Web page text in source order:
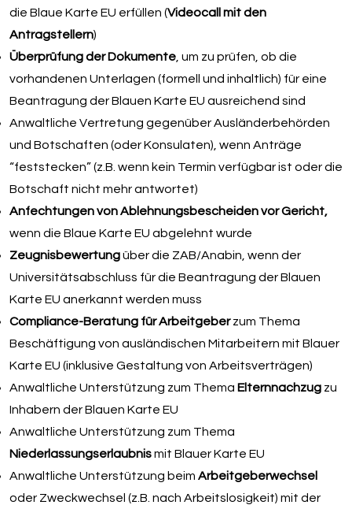
die Blaue Karte EU erfüllen (Videocall mit den
Antragstellern)
Überprüfung der Dokumente, um zu prüfen, ob die
vorhandenen Unterlagen (formell und inhaltlich) für eine
Beantragung der Blauen Karte EU ausreichend sind
Anwaltliche Vertretung gegenüber Ausländerbehörden
und Botschaften (oder Konsulaten), wenn Anträge
“feststecken” (z.B. wenn kein Termin verfügbar ist oder die
Botschaft nicht mehr antwortet)
Anfechtungen von Ablehnungsbescheiden vor Gericht,
wenn die Blaue Karte EU abgelehnt wurde
Zeugnisbewertungüber die ZAB/Anabin, wenn der
Universitätsabschluss für die Beantragung der Blauen
Karte EU anerkannt werden muss
Compliance-Beratung für Arbeitgeberzum Thema
Beschäftigung von ausländischen Mitarbeitern mit Blauer
Karte EU (inklusive Gestaltung von Arbeitsverträgen)
Anwaltliche Unterstützung zum Thema Elternnachzug zu
Inhabern der Blauen Karte EU
Anwaltliche Unterstützung zum Thema
Niederlassungserlaubnismit Blauer Karte EU
Anwaltliche Unterstützung beim Arbeitgeberwechsel
oder Zweckwechsel (z.B. nach Arbeitslosigkeit) mit der